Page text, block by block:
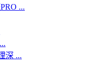
...
深 ...